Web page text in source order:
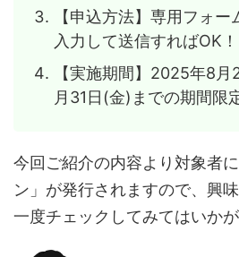
【申込方法】専用フォ
入力して送信すればOK！
【実施期間】2025年8
月31日(金)までの期間限
今回ご紹介の内容より対象者
ン」が発行されますので、興
一度チェックしてみてはいか